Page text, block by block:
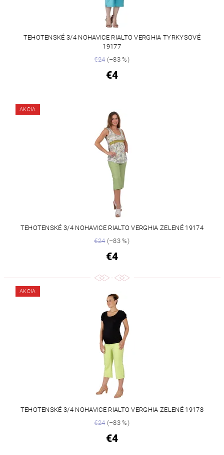
TEHOTENSKÉ 3/4 NOHAVICE RIALTO VERGHIA TYRKYSOVÉ
19177
€24(–83 %)
€4
AKCIA
TEHOTENSKÉ 3/4 NOHAVICE RIALTO VERGHIA ZELENÉ 19174
€24(–83 %)
€4
AKCIA
TEHOTENSKÉ 3/4 NOHAVICE RIALTO VERGHIA ZELENÉ 19178
€24(–83 %)
€4